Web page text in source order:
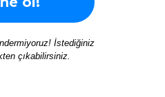
İstediğiniz
çıkabilirsiniz.